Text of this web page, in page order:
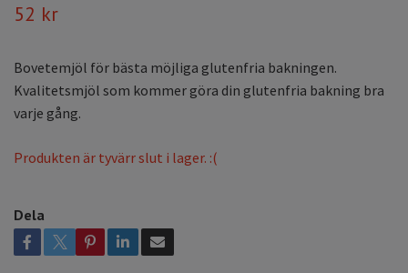
52 kr
Bovetemjöl för bästa möjliga glutenfria bakningen.
Kvalitetsmjöl som kommer göra din glutenfria bakning bra
varje gång.
Produkten är tyvärr slut i lager. :(
Dela